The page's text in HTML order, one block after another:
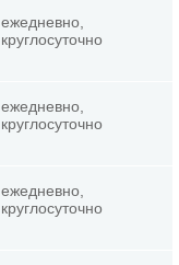
ежедневно,
круглосуточно
ежедневно,
круглосуточно
ежедневно,
круглосуточно